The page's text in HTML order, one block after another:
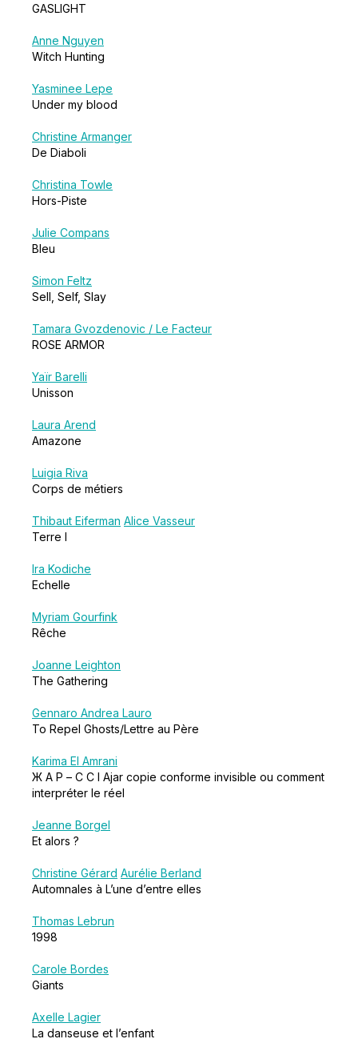
GASLIGHT
Anne Nguyen
Witch Hunting
Yasminee Lepe
Under my blood
Christine Armanger
De Diaboli
Christina Towle
Hors-Piste
Julie Compans
Bleu
Simon Feltz
Sell, Self, Slay
Tamara Gvozdenovic / Le Facteur
ROSE ARMOR
Yaïr Barelli
Unisson
Laura Arend
Amazone
Luigia Riva
Corps de métiers
Thibaut Eiferman Alice Vasseur
Terre I
Ira Kodiche
Echelle
Myriam Gourfink
Rêche
Joanne Leighton
The Gathering
Gennaro Andrea Lauro
To Repel Ghosts/Lettre au Père
Karima El Amrani
Ж А Р – C C I Ajar copie conforme invisible ou comment
interpréter le réel
Jeanne Borgel
Et alors ?
Christine Gérard Aurélie Berland
Automnales à L’une d’entre elles
Thomas Lebrun
1998
Carole Bordes
Giants
Axelle Lagier
La danseuse et l’enfant